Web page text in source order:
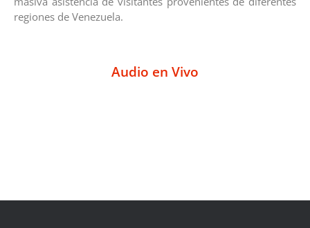
regiones de Venezuela.
Audio en Vivo